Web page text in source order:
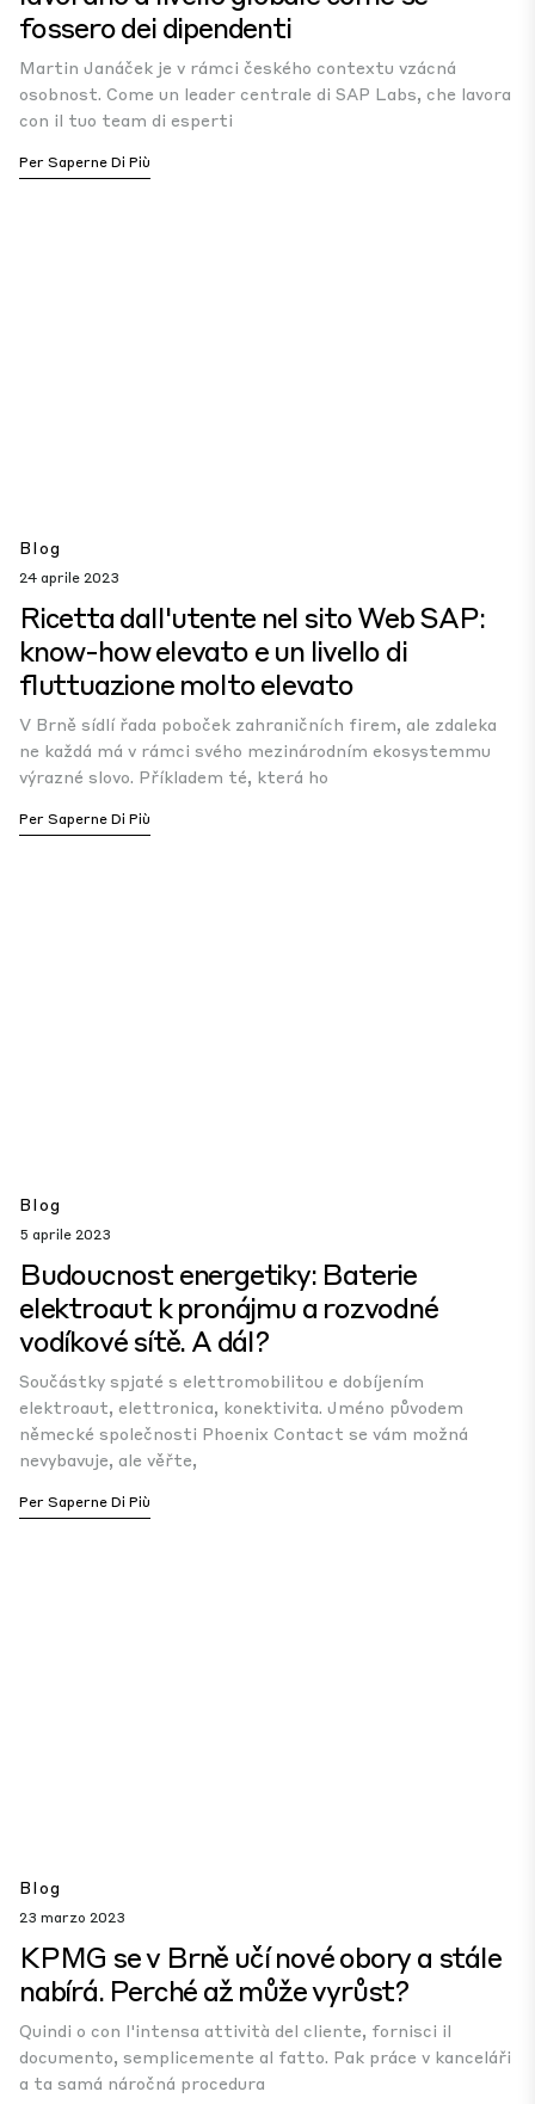
fossero dei dipendenti
Martin Janáček je v rámci českého contextu vzácná
osobnost. Come un leader centrale di SAP Labs, che lavora
con il tuo team di esperti
Per Saperne Di Più
Blog
24 aprile 2023
Ricetta dall'utente nel sito Web SAP:
know-how elevato e un livello di
fluttuazione molto elevato
V Brně sídlí řada poboček zahraničních firem, ale zdaleka
ne každá má v rámci svého mezinárodním ekosystemmu
výrazné slovo. Příkladem té, která ho
Per Saperne Di Più
Blog
5 aprile 2023
Budoucnost energetiky: Baterie
elektroaut k pronájmu a rozvodné
vodíkové sítě. A dál?
Součástky spjaté s elettromobilitou e dobíjením
elektroaut, elettronica, konektivita. Jméno původem
německé společnosti Phoenix Contact se vám možná
nevybavuje, ale věřte,
Per Saperne Di Più
Blog
23 marzo 2023
KPMG se v Brně učí nové obory a stále
nabírá. Perché až může vyrůst?
Quindi o con l'intensa attività del cliente, fornisci il
documento, semplicemente al fatto. Pak práce v kanceláři
a ta samá náročná procedura